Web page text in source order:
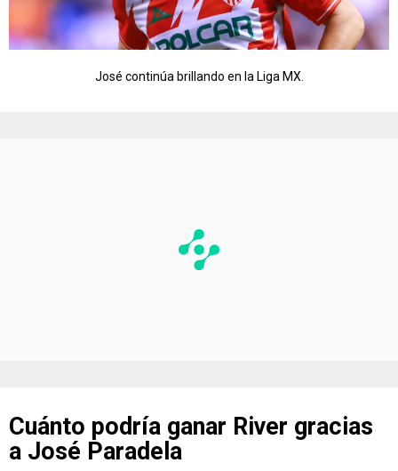
José continúa brillando en la Liga MX.
Cuánto podría ganar River gracias
a José Paradela